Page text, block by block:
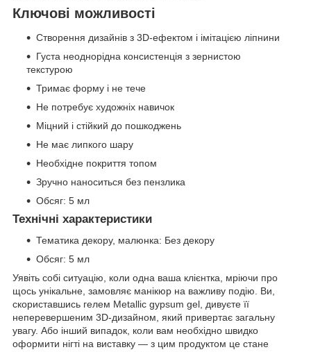
Ключові можливості
Створення дизайнів з 3D-ефектом і імітацією ліпнини
Густа неоднорідна консистенція з зернистою
текстурою
Тримає форму і не тече
Не потребує художніх навичок
Міцний і стійкий до пошкоджень
Не має липкого шару
Необхідне покриття топом
Зручно наноситься без пензлика
Обсяг: 5 мл
Технічні характеристики
Тематика декору, малюнка: Без декору
Обсяг: 5 мл
Уявіть собі ситуацію, коли одна ваша клієнтка, мріючи про
щось унікальне, замовляє манікюр на важливу подію. Ви,
скориставшись гелем Metallic gypsum gel, дивуєте її
неперевершеним 3D-дизайном, який привертає загальну
увагу. Або інший випадок, коли вам необхідно швидко
оформити нігті на виставку — з цим продуктом це стане